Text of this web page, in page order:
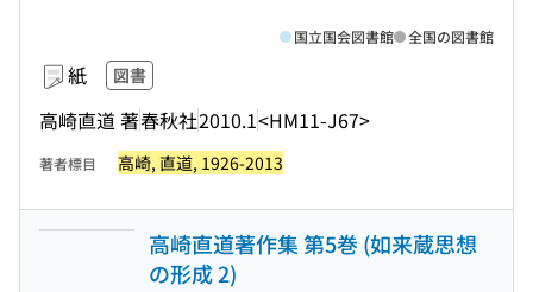
紙 図書
高崎直道 著春秋社2010.1<HM11-J67>
国立国会図書館 全国の図書館
著者標目 高崎, 直道, 1926-2013
高崎直道著作集 第5巻 (如来蔵思想
の形成 2)